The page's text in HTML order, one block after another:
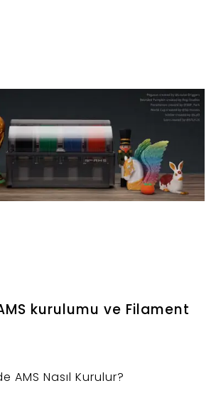
kurulumu ve Filament
AMS Nasıl Kurulur?